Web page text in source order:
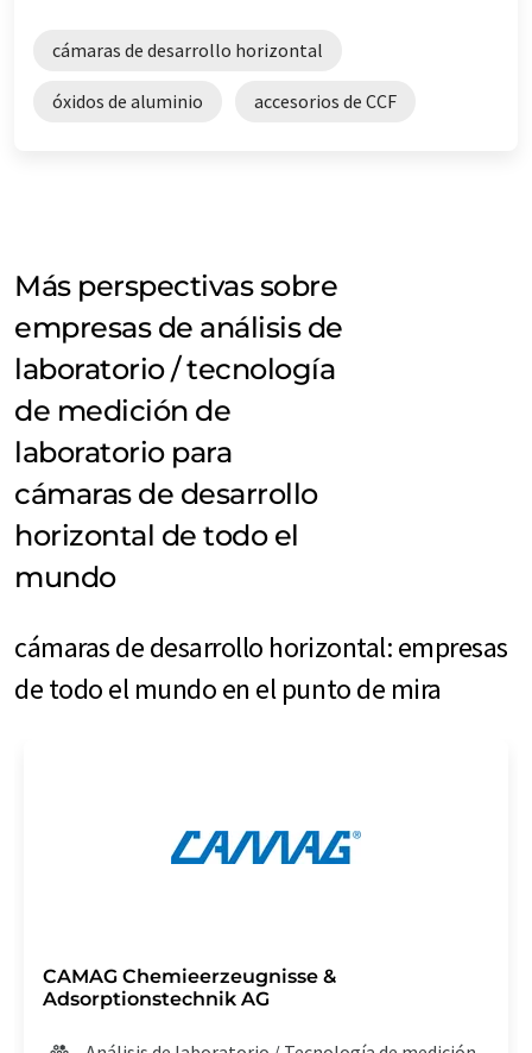
cámaras de desarrollo horizontal
óxidos de aluminio accesorios de CCF
Más perspectivas sobre
empresas de análisis de
laboratorio / tecnología
de medición de
laboratorio para
cámaras de desarrollo
horizontal de todo el
mundo
cámaras de desarrollo horizontal: empresas
de todo el mundo en el punto de mira
CAMAG Chemieerzeugnisse &
Adsorptionstechnik AG